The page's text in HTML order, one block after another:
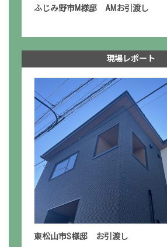
ふじみ野市M様邸 AMお引渡し
現場レポート
東松山市S様邸 お引渡し